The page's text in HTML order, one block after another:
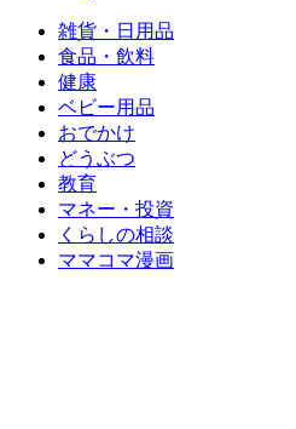
雑貨・日用品
食品・飲料
健康
ベビー用品
おでかけ
どうぶつ
教育
マネー・投資
くらしの相談
ママコマ漫画